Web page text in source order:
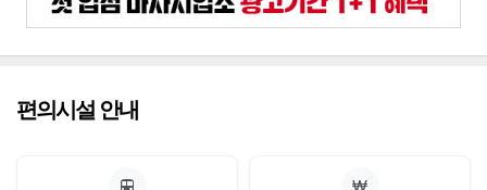
편의시설 안내